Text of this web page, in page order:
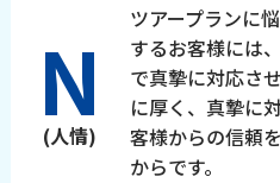
N
(人情)
ツアープランに
するお客様には
で真摯に対応さ
に厚く、真摯に
客様からの信頼
からです。